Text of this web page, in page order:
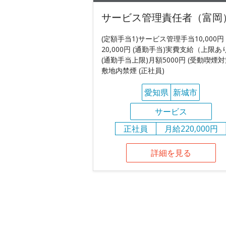
サービス管理責任者（富岡）
(定額手当1)サービス管理手当10,000円
20,000円 (通勤手当)実費支給（上限あ
(通勤手当上限)月額5000円 (受動喫煙
敷地内禁煙 (正社員)
愛知県 新城市
サービス
正社員
月給220,000円
詳細を見る